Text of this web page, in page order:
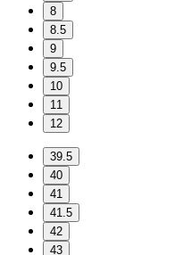
8
8.5
9
9.5
10
11
12
39.5
40
41
41.5
42
43